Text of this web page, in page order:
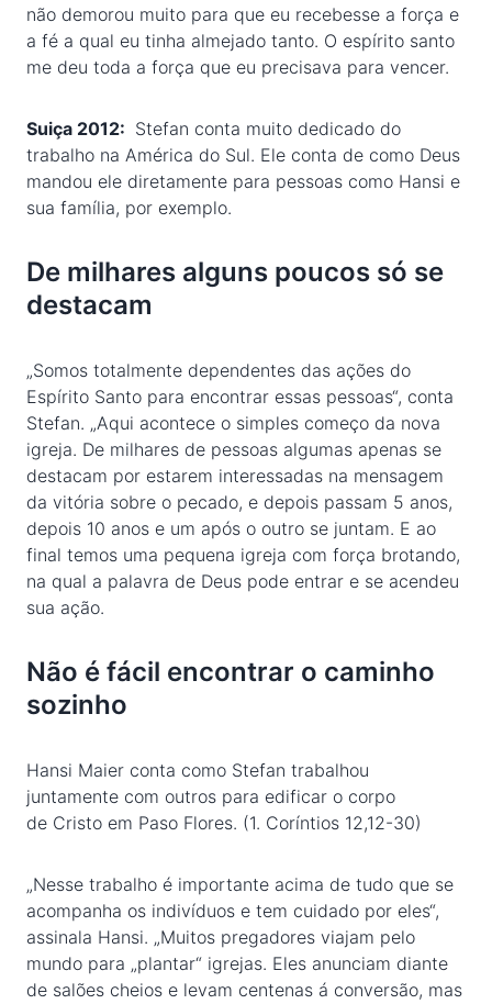
não demorou muito para que eu recebesse a força e
a fé a qual eu tinha almejado tanto. O espírito santo
me deu toda a força que eu precisava para vencer.
Suiça 2012: Stefan conta muito dedicado do
trabalho na América do Sul. Ele conta de como Deus
mandou ele diretamente para pessoas como Hansi e
sua família, por exemplo.
De milhares alguns poucos só se
destacam
„Somos totalmente dependentes das ações do
Espírito Santo para encontrar essas pessoas“, conta
Stefan. „Aqui acontece o simples começo da nova
igreja. De milhares de pessoas algumas apenas se
destacam por estarem interessadas na mensagem
da vitória sobre o pecado, e depois passam 5 anos,
depois 10 anos e um após o outro se juntam. E ao
final temos uma pequena igreja com força brotando,
na qual a palavra de Deus pode entrar e se acendeu
sua ação.
Não é fácil encontrar o caminho
sozinho
Hansi Maier conta como Stefan trabalhou
juntamente com outros para edificar o corpo
de Cristo em Paso Flores. (1. Coríntios 12,12-30)
„Nesse trabalho é importante acima de tudo que se
acompanha os indivíduos e tem cuidado por eles“,
assinala Hansi. „Muitos pregadores viajam pelo
mundo para „plantar“ igrejas. Eles anunciam diante
de salões cheios e levam centenas á conversão, mas